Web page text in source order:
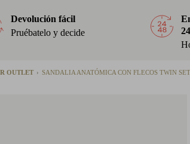
Devolución fácil
Pruébatelo y decide
OUTLET SANDALIA ANATÓMICA CON FLECOS TWIN